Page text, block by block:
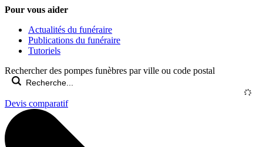
Pour vous aider
Actualités du funéraire
Publications du funéraire
Tutoriels
Rechercher des pompes funèbres par ville ou code postal
Devis comparatif